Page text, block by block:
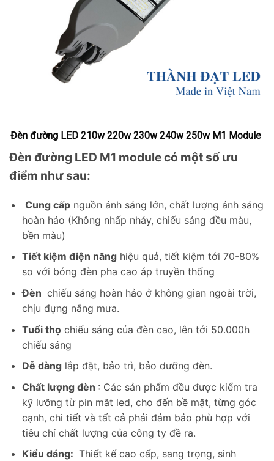
to
Đèn đường LED 210w 220w 230w 240w 250w M1 Module
Đèn đường LED M1 module có một số ưu
điểm như sau:
Cung cấpnguồn ánh sáng lớn, chất lượng ánh sáng
hoàn hảo (Không nhấp nháy, chiếu sáng đều màu,
bền màu)
Tiết kiệm điện nănghiệu quả, tiết kiệm tới 70-80%
so với bóng đèn pha cao áp truyền thống
Đèn chiếu sáng hoàn hảo ở không gian ngoài trời,
chịu đựng nắng mưa.
Tuổi thọchiếu sáng của đèn cao, lên tới 50.000h
chiếu sáng
Dễ dànglắp đặt, bảo trì, bảo dưỡng đèn.
Chất lượng đèn : Các sản phẩm đều được kiểm tra
kỹ lưỡng từ pin măt led, cho đến bề mặt, từng góc
cạnh, chi tiết và tất cả phải đảm bảo phù hợp với
tiêu chí chất lượng của công ty đề ra.
Kiểu dáng: Thiết kế cao cấp, sang trọng, sinh